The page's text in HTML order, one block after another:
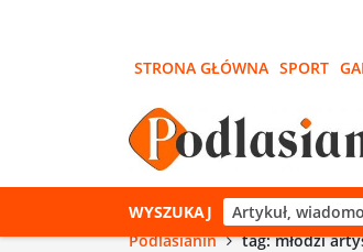
STRONA GŁÓWNA SPORT
WYSZUKAJ
Podlasianin
tag: młodzi